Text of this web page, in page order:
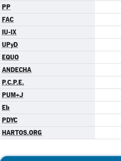
PP
FAC
IU-IX
UPyD
EQUO
ANDECHA
P.C.P.E.
PUM+J
Eb
PDYC
HARTOS.ORG